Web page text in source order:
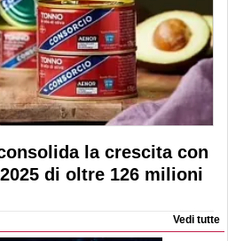
la crescita con
di oltre 126 milioni
Vedi tutte